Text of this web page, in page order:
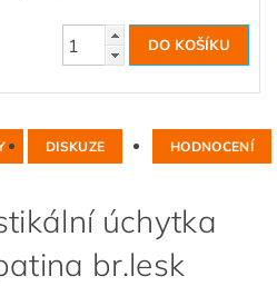
DISKUZE HODNOCENÍ
úchytka
br.lesk